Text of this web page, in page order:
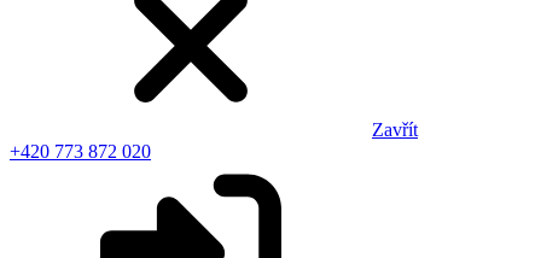
Zavřít
+420 773 872 020